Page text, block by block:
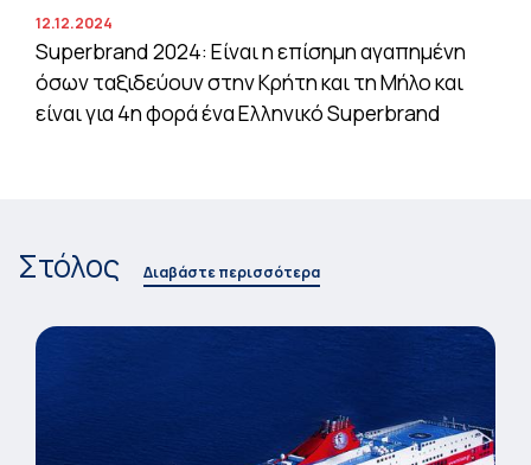
12.12.2024
Superbrand 2024: Είναι η επίσημη αγαπημένη
όσων ταξιδεύουν στην Κρήτη και τη Μήλο και
είναι για 4η φορά ένα Ελληνικό Superbrand
Στόλος Διαβάστε περισσότερα